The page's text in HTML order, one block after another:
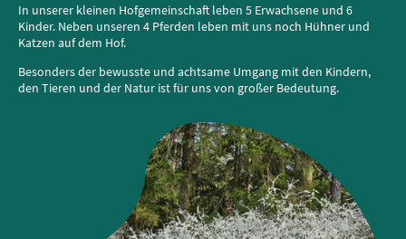
In unserer kleinen Hofgemeinschaft leben 5 Erwachsene und 6
Kinder. Neben unseren 4 Pferden leben mit uns noch Hühner und
Katzen auf dem Hof.
Besonders der bewusste und achtsame Umgang mit den Kindern,
den Tieren und der Natur ist für uns von großer Bedeutung.